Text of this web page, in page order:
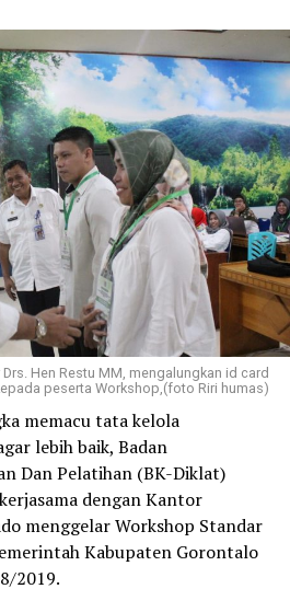
Hen Restu MM, mengalungkan id card
peserta Workshop,(foto Riri humas)
memacu tata kelola
lebih baik, Badan
Dan Pelatihan (BK-Diklat)
dengan Kantor
menggelar Workshop Standar
Kabupaten Gorontalo
2019.